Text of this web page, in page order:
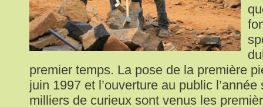
premier temps. La pose de la première
juin 1997 et l’ouverture au public
milliers de curieux sont venus les